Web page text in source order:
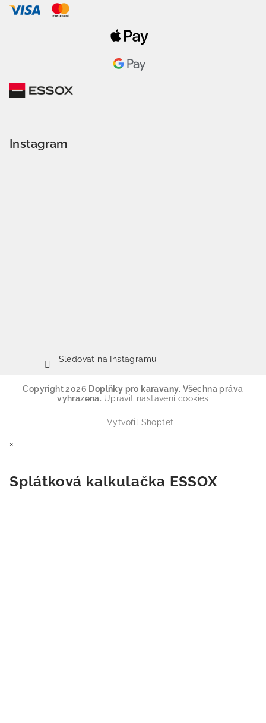
Instagram
Sledovat na Instagramu
Copyright 2026 Doplňky pro karavany. Všechna práva
vyhrazena. Upravit nastavení cookies
Vytvořil Shoptet
×
Splátková kalkulačka ESSOX